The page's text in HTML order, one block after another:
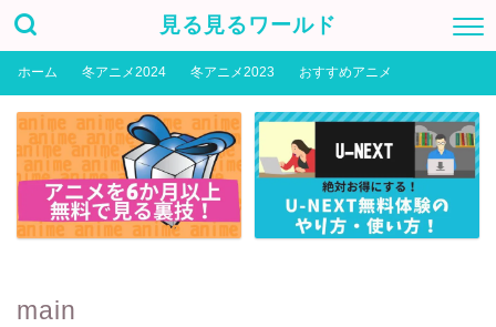
見る見るワールド
ホーム 冬アニメ2024 冬アニメ2023 おすすめアニメ
main